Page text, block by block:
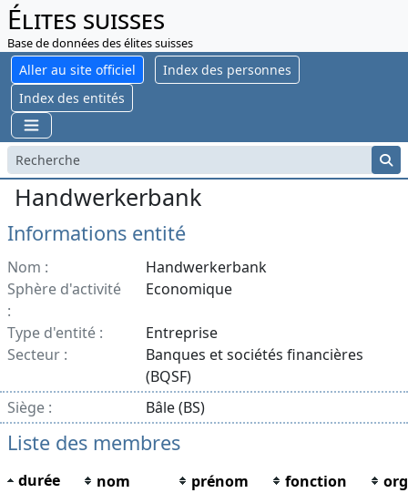
Élites suisses
Base de données des élites suisses
Aller au site officiel
Index des personnes
Index des entités
Handwerkerbank
Informations entité
Nom :
Handwerkerbank
Sphère d'activité
:
Economique
Type d'entité :
Entreprise
Secteur :
Banques et sociétés financières
(BQSF)
Siège :
Bâle (BS)
Liste des membres
durée nom prénom fonction